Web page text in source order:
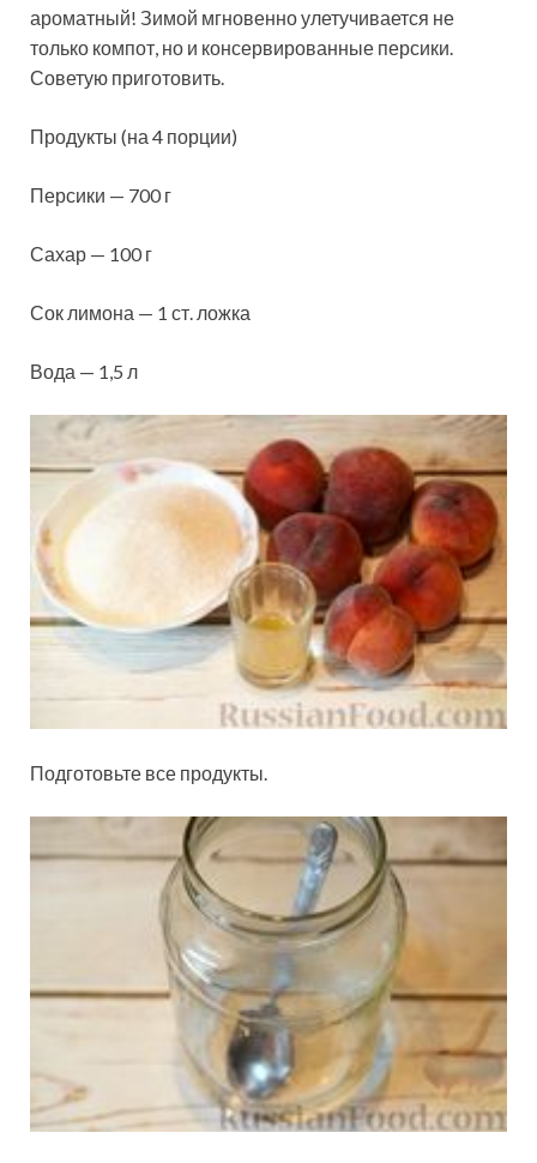
ароматный! Зимой мгновенно улетучивается не
только компот, но и консервированные персики.
Советую приготовить.
Продукты (на 4 порции)
Персики — 700 г
Сахар — 100 г
Сок лимона — 1 ст. ложка
Вода — 1,5 л
Подготовьте все продукты.